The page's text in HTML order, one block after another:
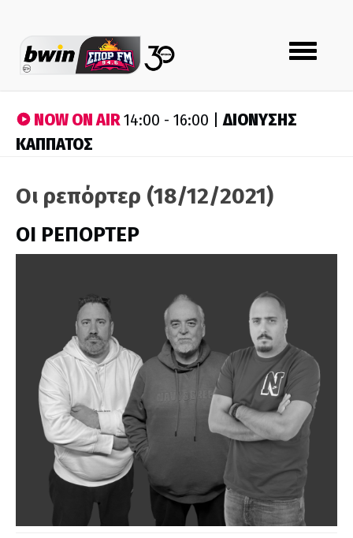
Toggle
navigation
NOW ON AIR14:00 - 16:00 |ΔΙΟΝΥΣΗΣ
ΚΑΠΠΑΤΟΣ
Οι ρεπόρτερ (18/12/2021)
ΟΙ ΡΕΠΟΡΤΕΡ